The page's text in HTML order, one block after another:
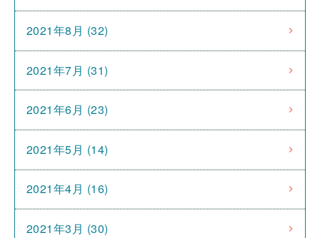
2021年8月 (32)
2021年7月 (31)
2021年6月 (23)
2021年5月 (14)
2021年4月 (16)
2021年3月 (30)